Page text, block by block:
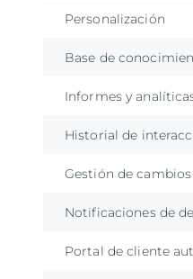
Personalización
Base de
Informes y
Historial de
Gestión de
Notificaciones de
Portal de cliente